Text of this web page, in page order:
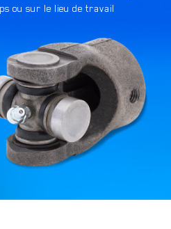
ou sur le lieu de travail